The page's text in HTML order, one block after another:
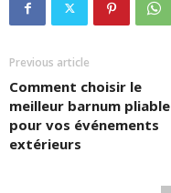
Previous article
Comment choisir le
meilleur barnum pliable
pour vos événements
extérieurs